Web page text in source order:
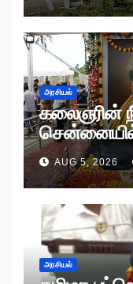
அரசியல்
கலைஞரின்
பேரணி!
AUG 5, 2026
அரசியல்